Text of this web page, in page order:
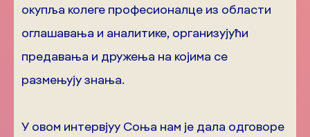
окупља колеге професионалце из области
оглашавања и аналитике, организујући
предавања и дружења на којима се
размењују знања.
У овом интервјуу Соња нам је дала одговоре